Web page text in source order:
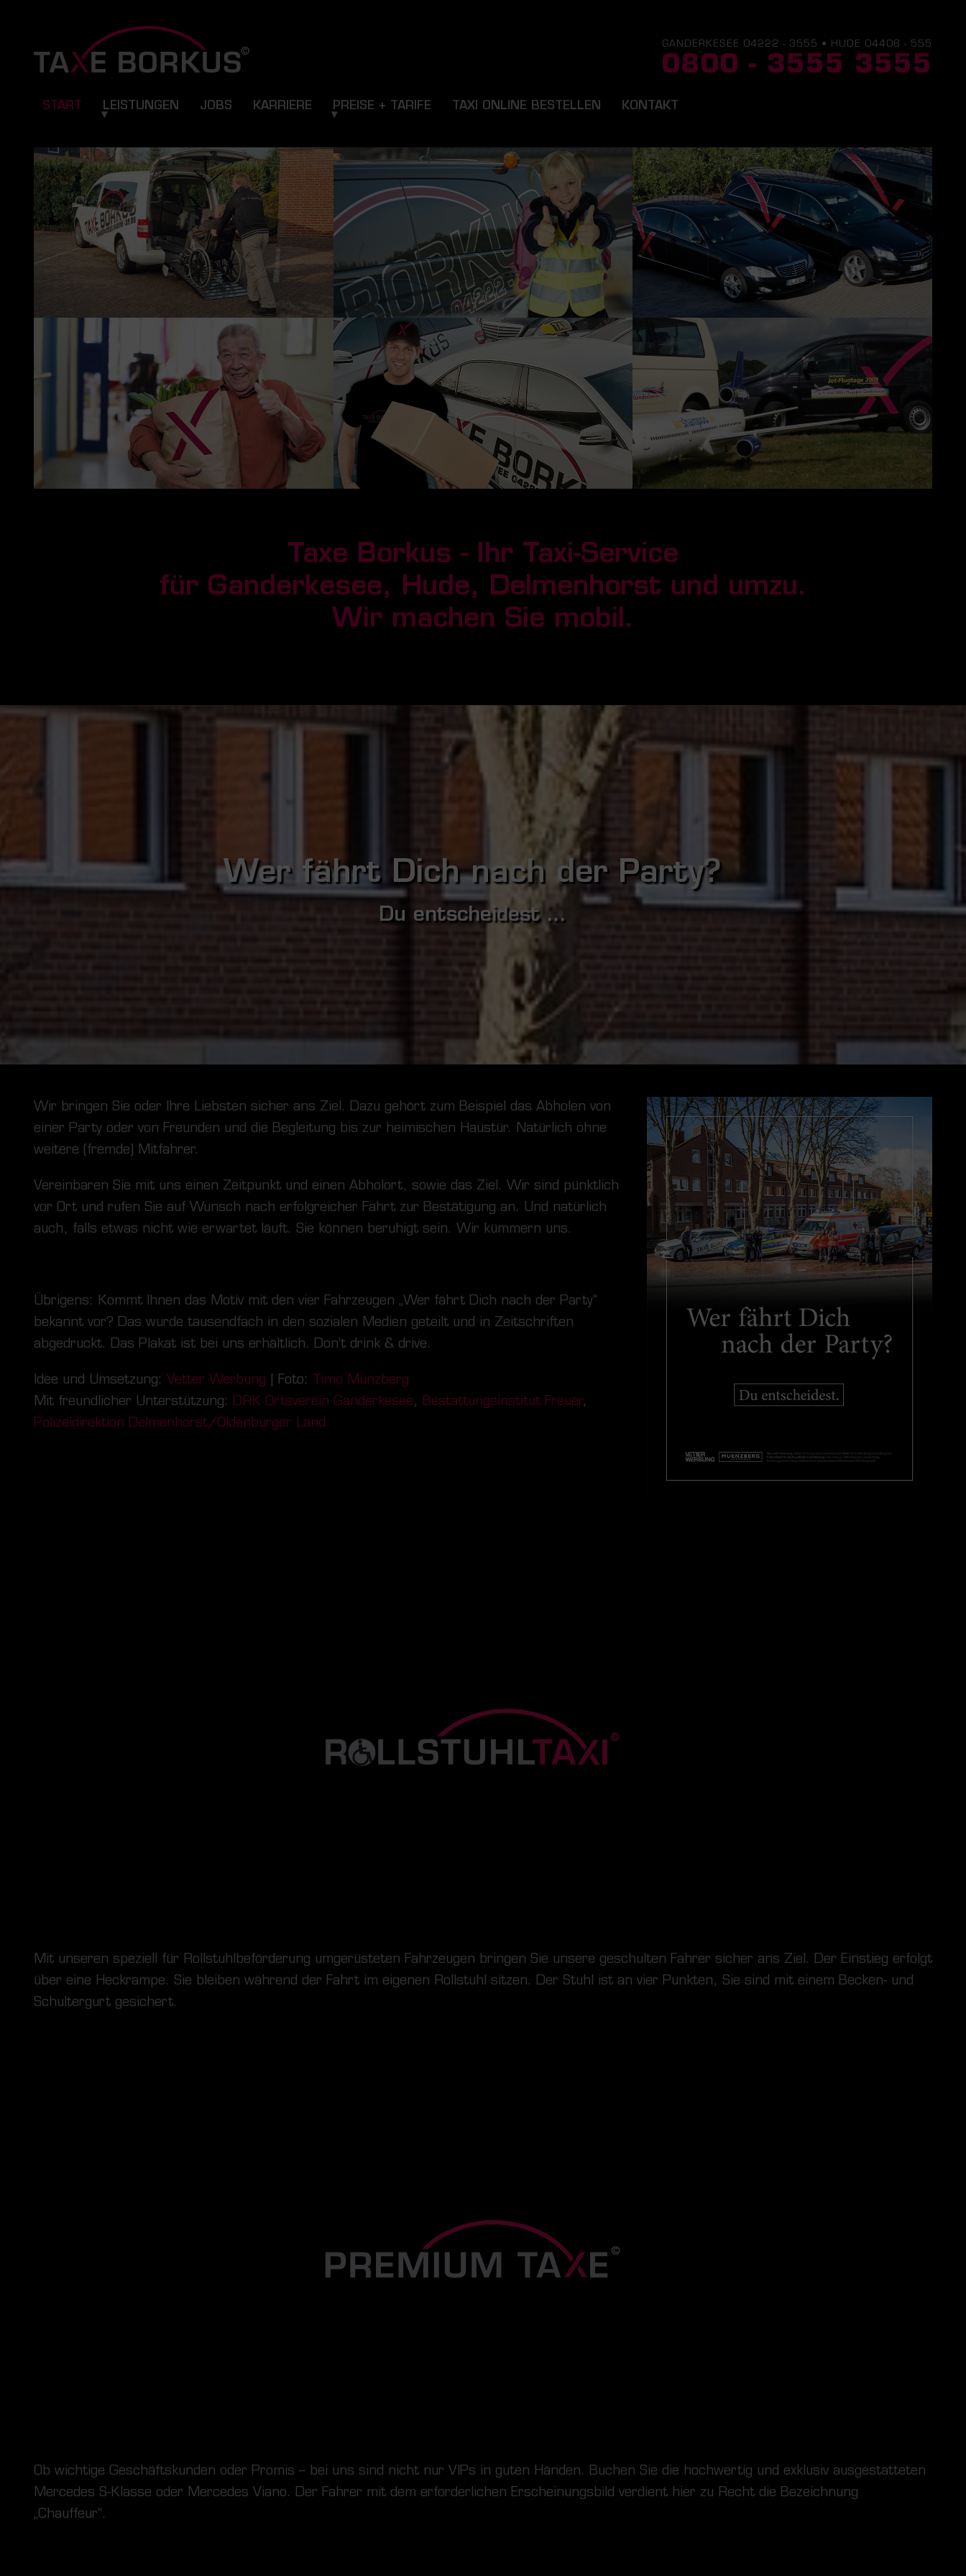
GANDERKESEE 04222 - 3555 • HUDE 04408 - 555
0800 - 3555 3555
START LEISTUNGEN JOBS KARRIERE PREISE + TARIFE TAXI ONLINE BESTELLEN KONTAKT
Taxe Borkus - Ihr Taxi-Service
für Ganderkesee, Hude, Delmenhorst und umzu.
Wir machen Sie mobil.
Wer fährt Dich nach der Party?
Du entscheidest ...
Wir bringen Sie oder Ihre Liebsten sicher ans Ziel. Dazu gehört zum Beispiel das Abholen von
einer Party oder von Freunden und die Begleitung bis zur heimischen Haustür. Natürlich ohne
weitere (fremde) Mitfahrer.
Vereinbaren Sie mit uns einen Zeitpunkt und einen Abholort, sowie das Ziel. Wir sind pünktlich
vor Ort und rufen Sie auf Wunsch nach erfolgreicher Fahrt zur Bestätigung an. Und natürlich
auch, falls etwas nicht wie erwartet läuft. Sie können beruhigt sein. Wir kümmern uns.
Übrigens: Kommt Ihnen das Motiv mit den vier Fahrzeugen „Wer fährt Dich nach der Party“
bekannt vor? Das wurde tausendfach in den sozialen Medien geteilt und in Zeitschriften
abgedruckt. Das Plakat ist bei uns erhältlich. Don’t drink & drive.
Idee und Umsetzung: Vetter Werbung | Foto:
Timo Münzberg
Mit freundlicher Unterstützung: DRK Ortsverein Ganderkesee , Bestattungsinstitut Freuer,
Polizeidirektion Delmenhorst/Oldenburger Land
Mit unseren speziell für Rollstuhlbeförderung umgerüsteten Fahrzeugen bringen Sie unsere geschulten Fahrer sicher ans Ziel. Der Einstieg erfolgt
über eine Heckrampe. Sie bleiben während der Fahrt im eigenen Rollstuhl sitzen. Der Stuhl ist an vier Punkten, Sie sind mit einem Becken- und
Schultergurt gesichert.
Ob wichtige Geschäftskunden oder Promis – bei uns sind nicht nur VIPs in guten Händen. Buchen Sie die hochwertig und exklusiv ausgestatteten
Mercedes S-Klasse oder Mercedes Viano. Der Fahrer mit dem erforderlichen Erscheinungsbild verdient hier zu Recht die Bezeichnung
„Chauffeur“.